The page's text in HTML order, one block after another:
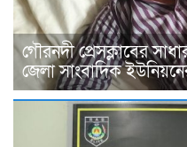
গৌরনদী প্রেসক্লাবের
জেলা সাংবাদিক